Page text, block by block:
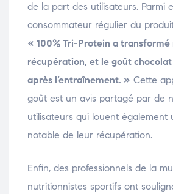
de la part des utilisateurs. Parmi
consommateur régulier du
« 100% Tri-Protein a
récupération, et le goût
après l’entraînement. » Cette
goût est un avis partagé par de
utilisateurs qui louent également
notable de leur récupération.
Enfin, des professionnels de la
nutritionnistes sportifs ont